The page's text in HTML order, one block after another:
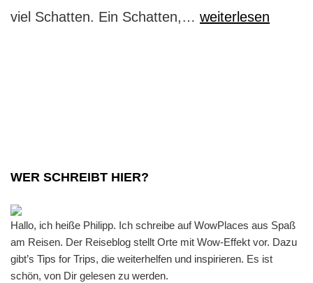
viel Schatten. Ein Schatten,… Barcelona:
weiterlesen
WER SCHREIBT HIER?
Hallo, ich heiße Philipp. Ich schreibe auf WowPlaces aus Spaß
am Reisen. Der Reiseblog stellt Orte mit Wow-Effekt vor. Dazu
gibt’s Tips for Trips, die weiterhelfen und inspirieren. Es ist
schön, von Dir gelesen zu werden.